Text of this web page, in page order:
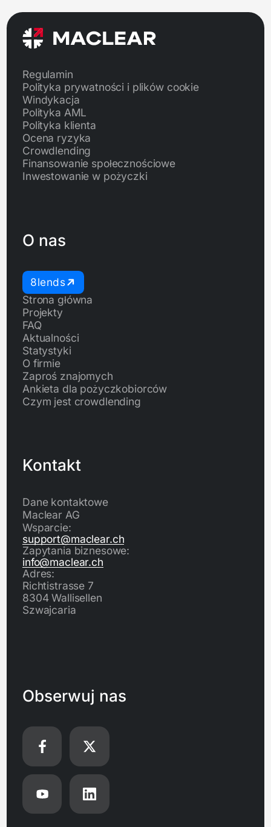
Regulamin
Polityka prywatności i plików cookie
Windykacja
Polityka AML
Polityka klienta
Ocena ryzyka
Crowdlending
Finansowanie społecznościowe
Inwestowanie w pożyczki
O nas
8lends
Strona główna
Projekty
FAQ
Aktualności
Statystyki
O firmie
Zaproś znajomych
Ankieta dla pożyczkobiorców
Czym jest crowdlending
Kontakt
Dane kontaktowe
Maclear AG
Wsparcie:
support@maclear.ch
Zapytania biznesowe:
info@maclear.ch
Adres:
Richtistrasse 7
8304 Wallisellen
Szwajcaria
Obserwuj nas